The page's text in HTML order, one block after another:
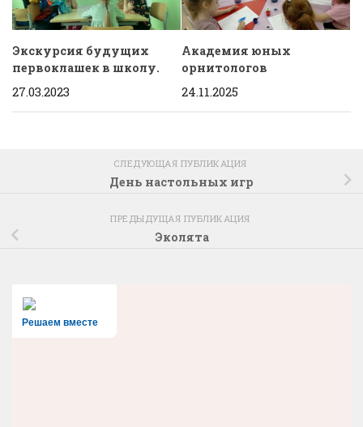
Экскурсия будущих
первоклашек в школу.
27.03.2023
Академия юных
орнитологов
24.11.2025
СЛЕДУЮЩАЯ ПУБЛИКАЦИЯ
День настольных игр
ПРЕДЫДУЩАЯ ПУБЛИКАЦИЯ
Эколята
Решаем вместе